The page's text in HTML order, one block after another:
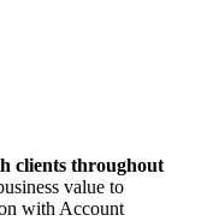
clients throughout
value to
with Account